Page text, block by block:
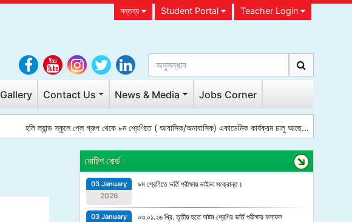
মন্তব্য Student Portal Teacher Login
Gallery Contact Us News & Media Jobs Corner
হলি ল্যান্ড স্কুলে প্লে গ্রুপ থেকে ৮ম শ্রেণিতে ( আবাসিক/অনাবাসিক) একাডেমিক কার্যক্রম চালু আছে...
নোটিশ বোর্ড
03 January
2026
৯ম শ্রেণিতে ভর্তি পরীক্ষায় ভাইভা সংক্রান্ত।
03 January ০৩.০১.২৬ খ্রি. তৃতীয় হতে অষ্টম শ্রেণির ভর্তি পরীক্ষার ফলাফল